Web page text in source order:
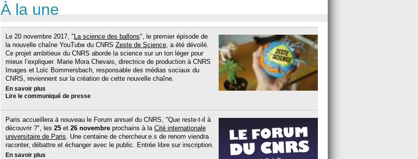
À la une
Le 20 novembre 2017, " La science des ballons", le premier épisode de
la nouvelle chaîne YouTube du CNRS Zeste de Science, a été dévoilé.
Ce projet ambitieux du CNRS aborde la science sur un ton léger pour
mieux l’expliquer. Marie Mora Chevais, directrice de production à CNRS
Images et Loïc Bommersbach, responsable des médias sociaux du
CNRS, reviennent sur la création de cette nouvelle chaîne.
En savoir plus
Lire le communiqué de presse
Paris accueillera à nouveau le Forum annuel du CNRS, "Que reste-t-il à
découvrir ?", les 25 et 26 novembre prochains à la Cité internationale
universitaire de Paris. Une centaine de chercheur.e.s de renom viendra
raconter, débattre et échanger avec le public. Entrée libre sur inscription.
En savoir plus